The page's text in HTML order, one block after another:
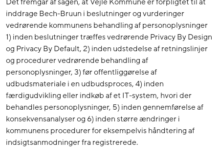
inddrage Bech-Bruun i beslutninger og vurderinger
vedrørende kommunens behandling af personoplysninger
1) inden beslutninger træffes vedrørende Privacy By Design
og Privacy By Default, 2) inden udstedelse af retningslinjer
og procedurer vedrørende behandling af
personoplysninger, 3) før offentliggørelse af
udbudsmateriale i en udbudsproces, 4) inden
færdigudvikling eller indkøb af et IT-system, hvori der
behandles personoplysninger, 5) inden gennemførelse af
konsekvensanalyser og 6) inden større ændringer i
kommunens procedurer for eksempelvis håndtering af
indsigtsanmodninger fra registrerede.